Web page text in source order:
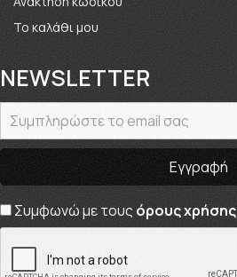
Το καλάθι μου
NEWSLETTER
Συμφωνώ με τους όρους χρήσης